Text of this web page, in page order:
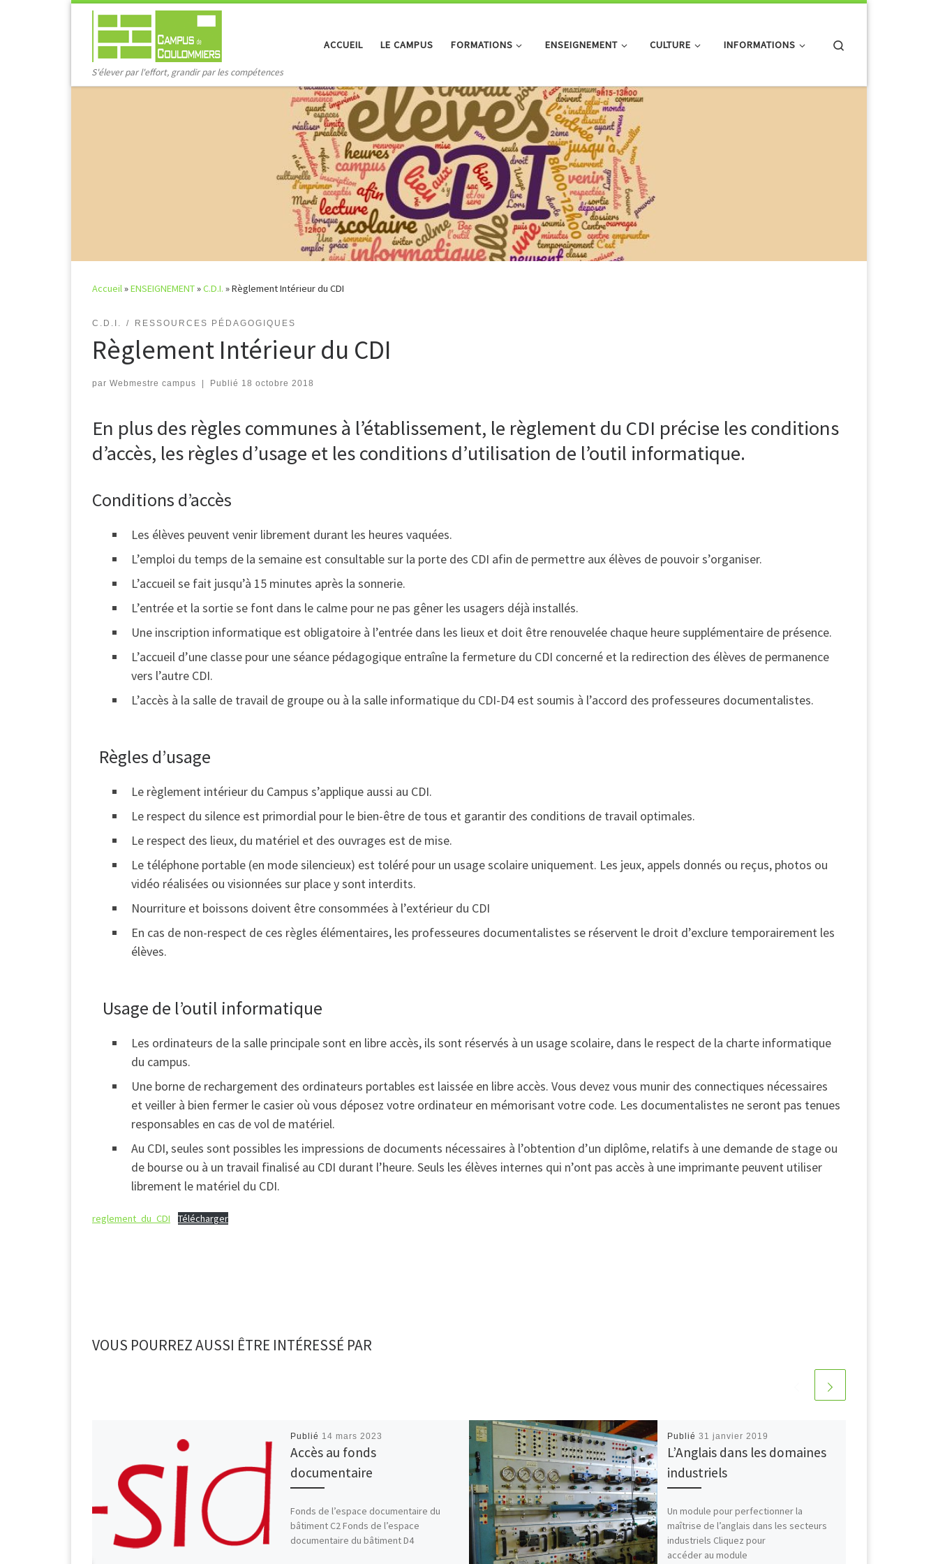
Passer au contenu
S'élever par l'effort, grandir par les compétences
ACCUEIL LE CAMPUS FORMATIONS ENSEIGNEMENT CULTURE INFORMATIONS
Accueil»ENSEIGNEMENT»C.D.I. »Règlement Intérieur du CDI
C.D.I. RESSOURCES PÉDAGOGIQUES
Règlement Intérieur du CDI
par Webmestre campus Publié 18 octobre 2018
En plus des règles communes à l’établissement, le règlement du CDI précise les conditions
d’accès, les règles d’usage et les conditions d’utilisation de l’outil informatique.
Conditions d’accès
Les élèves peuvent venir librement durant les heures vaquées.
L’emploi du temps de la semaine est consultable sur la porte des CDI afin de permettre aux élèves de pouvoir s’organiser.
L’accueil se fait jusqu’à 15 minutes après la sonnerie.
L’entrée et la sortie se font dans le calme pour ne pas gêner les usagers déjà installés.
Une inscription informatique est obligatoire à l’entrée dans les lieux et doit être renouvelée chaque heure supplémentaire de présence.
L’accueil d’une classe pour une séance pédagogique entraîne la fermeture du CDI concerné et la redirection des élèves de permanence
vers l’autre CDI.
L’accès à la salle de travail de groupe ou à la salle informatique du CDI-D4 est soumis à l’accord des professeures documentalistes.
Règles d’usage
Le règlement intérieur du Campus s’applique aussi au CDI.
Le respect du silence est primordial pour le bien-être de tous et garantir des conditions de travail optimales.
Le respect des lieux, du matériel et des ouvrages est de mise.
Le téléphone portable (en mode silencieux) est toléré pour un usage scolaire uniquement. Les jeux, appels donnés ou reçus, photos ou
vidéo réalisées ou visionnées sur place y sont interdits.
Nourriture et boissons doivent être consommées à l’extérieur du CDI
En cas de non-respect de ces règles élémentaires, les professeures documentalistes se réservent le droit d’exclure temporairement les
élèves.
Usage de l’outil informatique
Les ordinateurs de la salle principale sont en libre accès, ils sont réservés à un usage scolaire, dans le respect de la charte informatique
du campus.
Une borne de rechargement des ordinateurs portables est laissée en libre accès. Vous devez vous munir des connectiques nécessaires
et veiller à bien fermer le casier où vous déposez votre ordinateur en mémorisant votre code. Les documentalistes ne seront pas tenues
responsables en cas de vol de matériel.
Au CDI, seules sont possibles les impressions de documents nécessaires à l’obtention d’un diplôme, relatifs à une demande de stage ou
de bourse ou à un travail finalisé au CDI durant l’heure. Seuls les élèves internes qui n’ont pas accès à une imprimante peuvent utiliser
librement le matériel du CDI.
reglement_du_CDI Télécharger
VOUS POURREZ AUSSI ÊTRE INTÉRESSÉ PAR
Publié 14 mars 2023
Accès au fonds
documentaire
Fonds de l’espace documentaire du
bâtiment C2 Fonds de l’espace
documentaire du bâtiment D4
Publié31 janvier 2019
L’Anglais dans les domaines
industriels
Un module pour perfectionner la
maîtrise de l’anglais dans les secteurs
industriels Cliquez pour
accéder au module